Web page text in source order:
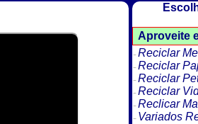
Aproveite
Reciclar
Reciclar
Reciclar
Reciclar
Reclicar
Variados